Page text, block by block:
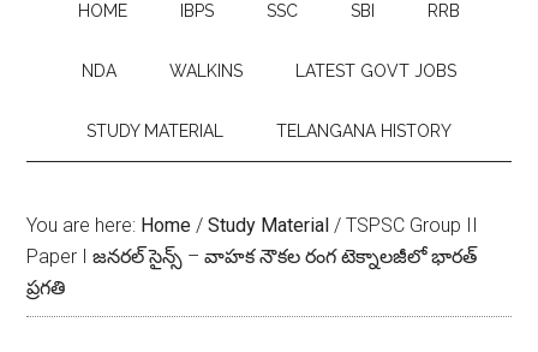
HOME IBPS SSC SBI RRB
NDA WALKINS LATEST GOVT JOBS
STUDY MATERIAL TELANGANA HISTORY
You are here: Home / Study Material / TSPSC Group II
Paper I జనరల్ సైన్స్ – వాహక నౌకల రంగ టెక్నాలజీలో భారత్
ప్రగతి